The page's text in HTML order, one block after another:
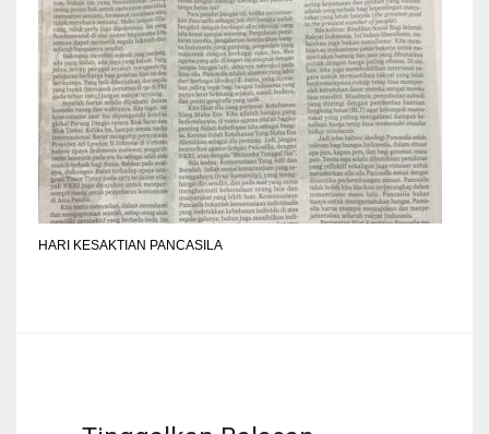
HARI KESAKTIAN PANCASILA